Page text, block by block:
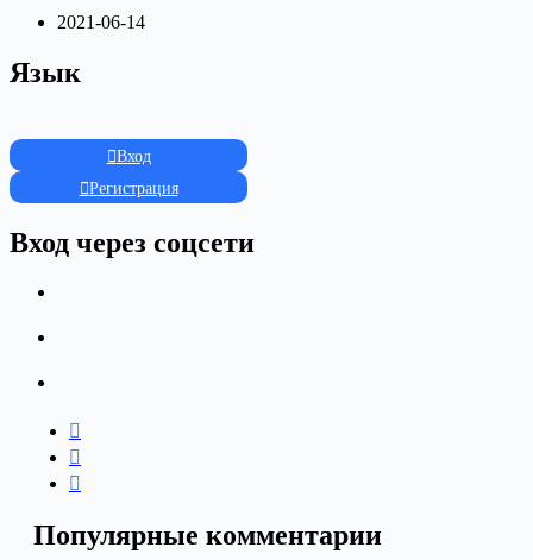
2021-06-14
Язык
Вход
Регистрация
Вход через соцсети
Популярные комментарии